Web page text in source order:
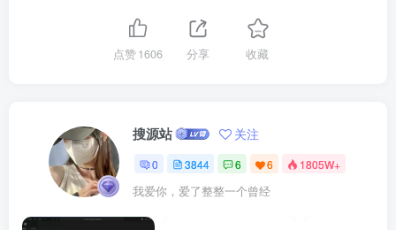
点赞1606 分享 收藏
搜源站 关注
0 3844 6 6 1805W+
我爱你，爱了整整一个曾经